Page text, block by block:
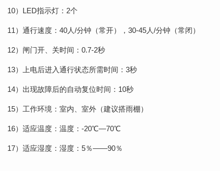
10）LED指示灯：2个
11）通行速度：40人/分钟（常开），30-45人/分钟（常闭）
12）闸门开、关时间：0.7-2秒
13）上电后进入通行状态所需时间：3秒
14）出现故障后的自动复位时间：10秒
15）工作环境：室内、室外（建议搭雨棚）
16）适应温度：温度：-20℃—70℃
17）适应湿度：湿度：5％——90％